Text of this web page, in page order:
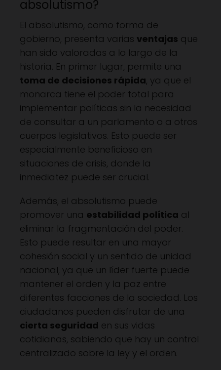
absolutismo?
El absolutismo, como forma de
gobierno, presenta varias ventajas que
han sido valoradas a lo largo de la
historia. En primer lugar, permite una
toma de decisiones rápida, ya que el
monarca tiene el poder total para
implementar políticas sin la necesidad
de consultar a un parlamento o a otros
cuerpos legislativos. Esto puede ser
especialmente beneficioso en
situaciones de crisis, donde la
inmediatez puede ser crucial.
Además, el absolutismo puede
promover una estabilidad política al
eliminar la fragmentación del poder.
Esto puede resultar en una mayor
cohesión social y un sentido de unidad
nacional, ya que un líder fuerte puede
mantener el orden y la paz entre
diferentes facciones de la sociedad. Los
ciudadanos pueden disfrutar de una
cierta seguridad en sus vidas
cotidianas, sabiendo que hay un control
centralizado sobre la ley y el orden.